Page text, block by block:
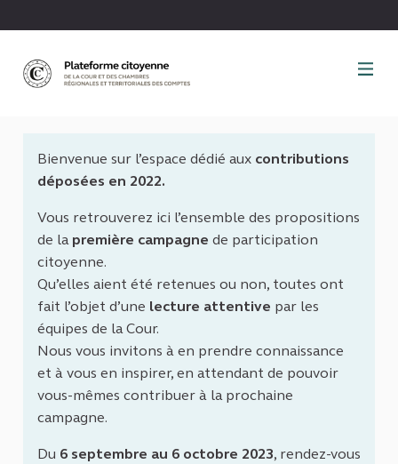
Bienvenue sur l’espace dédié aux contributions
déposées en 2022.
Vous retrouverez ici l’ensemble des propositions
de la première campagne de participation
citoyenne.
Qu’elles aient été retenues ou non, toutes ont
fait l’objet d’une lecture attentive par les
équipes de la Cour.
Nous vous invitons à en prendre connaissance
et à vous en inspirer, en attendant de pouvoir
vous-mêmes contribuer à la prochaine
campagne.
Du 6 septembre au 6 octobre 2023, rendez-vous